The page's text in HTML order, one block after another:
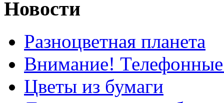
Новости
Разноцветная планета
Внимание!
Цветы из бумаги